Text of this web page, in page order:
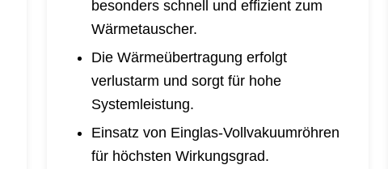
besonders schnell und effizient zum
Wärmetauscher.
Die Wärmeübertragung erfolgt
verlustarm und sorgt für hohe
Systemleistung.
Einsatz von Einglas-Vollvakuumröhren
für höchsten Wirkungsgrad.